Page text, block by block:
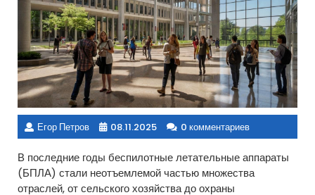
Егор Петров 08.11.2025 0 комментариев
В последние годы беспилотные летательные аппараты
(БПЛА) стали неотъемлемой частью множества
отраслей, от сельского хозяйства до охраны